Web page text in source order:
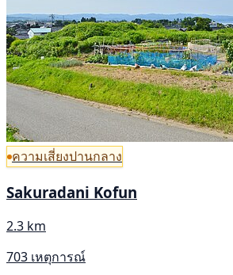
ความเสี่ยงปานกลาง
Sakuradani Kofun
2.3 km
703 เหตุการณ์